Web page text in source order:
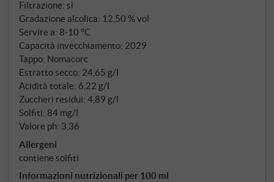
risulta lungo e invitante. Un rosato di classe, di facile
beva – , ideale per piatti estivi leggeri, antipasti o
semplicemente come spumeggiante aperitivo.
SUPERIORE.DE
Filtrazione: sì
Gradazione alcolica: 12,50 % vol
Servire a: 8‑10 °C
Capacità invecchiamento: 2029
Tappo: Nomacorc
Estratto secco: 24,65 g/l
Acidità totale: 6,22 g/l
Zuccheri residui: 4,89 g/l
Solfiti: 84 mg/l
Valore ph: 3,36
Allergeni
contiene solfiti
Informazioni nutrizionali per 100 ml